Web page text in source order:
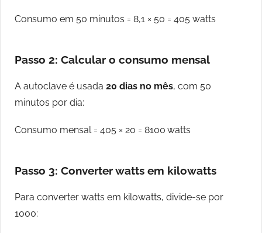
Consumo em 50 minutos = 8,1 × 50 = 405 watts
Passo 2: Calcular o consumo mensal
A autoclave é usada 20 dias no mês, com 50
minutos por dia:
Consumo mensal = 405 × 20 = 8100 watts
Passo 3: Converter watts em kilowatts
Para converter watts em kilowatts, divide-se por
1000: